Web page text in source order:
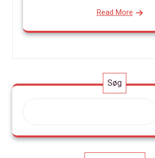
Read More
Søg